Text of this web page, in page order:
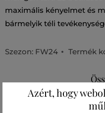
maximális kényelmet és
bármelyik téli
Szezon: FW24 Termék
Azért, hogy